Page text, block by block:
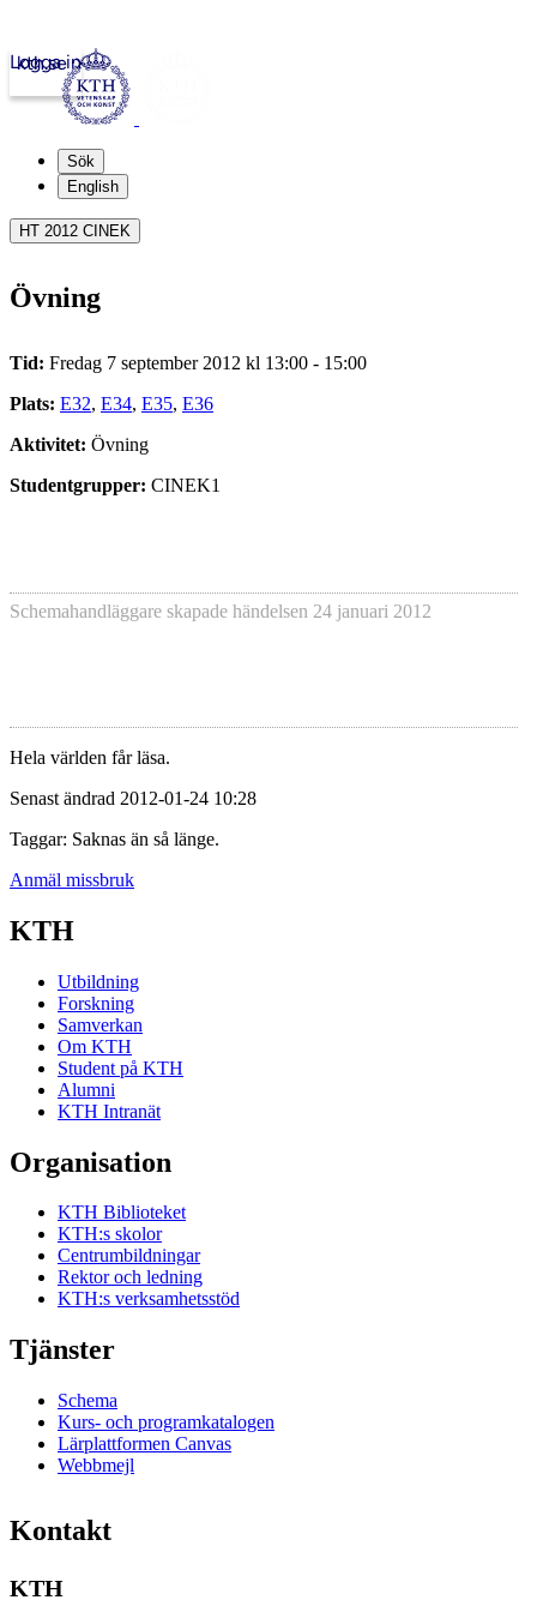
kth.se
Logga in
Sök
English
HT 2012 CINEK
Övning
Tid: Fredag 7 september 2012 kl 13:00 - 15:00
Plats: E32, E34, E35, E36
Aktivitet: Övning
Studentgrupper: CINEK1
Schemahandläggare skapade händelsen 24 januari 2012
Hela världen får läsa.
Senast ändrad 2012-01-24 10:28
Taggar: Saknas än så länge.
Anmäl missbruk
KTH
Utbildning
Forskning
Samverkan
Om KTH
Student på KTH
Alumni
KTH Intranät
Organisation
KTH Biblioteket
KTH:s skolor
Centrumbildningar
Rektor och ledning
KTH:s verksamhetsstöd
Tjänster
Schema
Kurs- och programkatalogen
Lärplattformen Canvas
Webbmejl
Kontakt
KTH